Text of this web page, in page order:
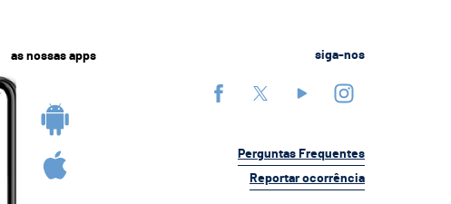
as nossas apps siga-nos
Perguntas Frequentes
Reportar ocorrência